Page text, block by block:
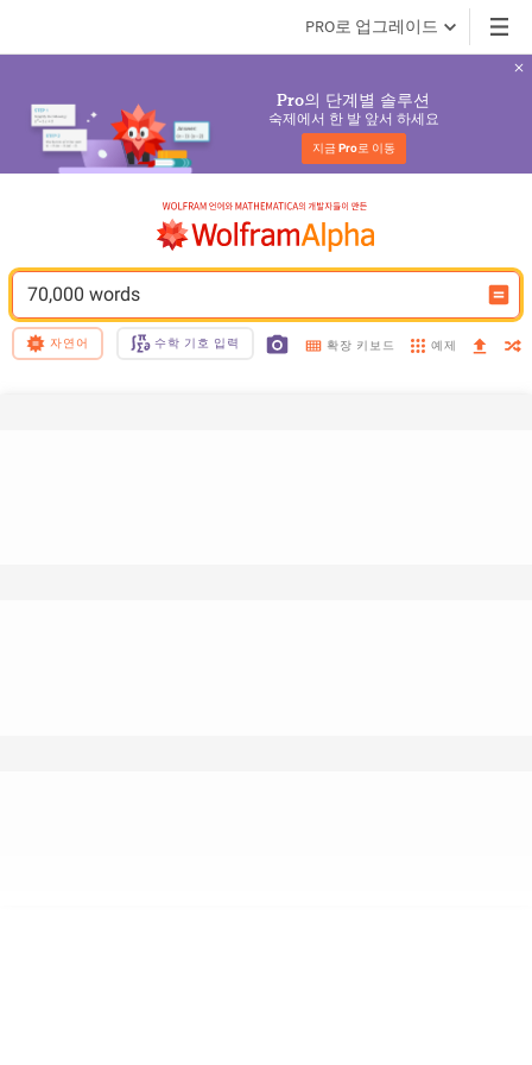
PRO로 업그레이드
Pro의 단계별 솔루션
숙제에서 한 발 앞서 하세요
지금 Pro로 이동
70,000 words
자연어 수학 기호 입력 확장 키보드 예제